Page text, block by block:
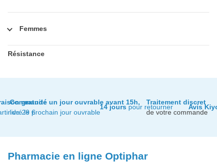
Femmes
Résistance
gratuite
de 29 €
Commandé un jour ouvrable avant 15h,
livré le prochain jour ouvrable
14 jourspour retourner
Traitement discret
de votre commande
Avis
Pharmacie en ligne Optiphar